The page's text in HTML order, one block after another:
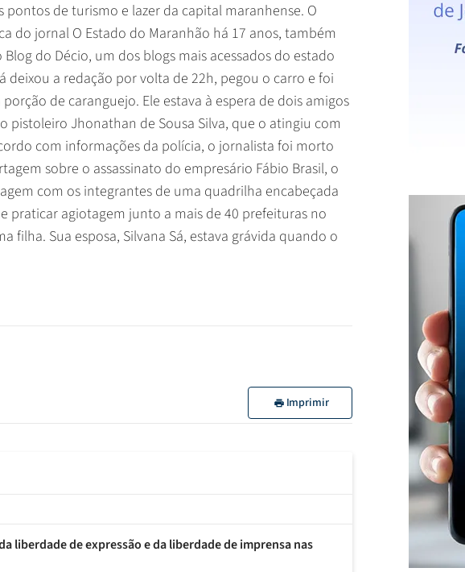
de turismo e lazer da capital maranhense. O
do jornal O Estado do Maranhão há 17 anos, também
do Décio, um dos blogs mais acessados do estado
deixou a redação por volta de 22h, pegou o carro e foi
de caranguejo. Ele estava à espera de dois amigos
Jhonathan de Sousa Silva, que o atingiu com
com informações da polícia, o jornalista foi morto
sobre o assassinato do empresário Fábio Brasil, o
com os integrantes de uma quadrilha encabeçada
praticar agiotagem junto a mais de 40 prefeituras no
filha. Sua esposa, Silvana Sá, estava grávida quando o
Imprimir
liberdade de expressão e da liberdade de imprensa nas